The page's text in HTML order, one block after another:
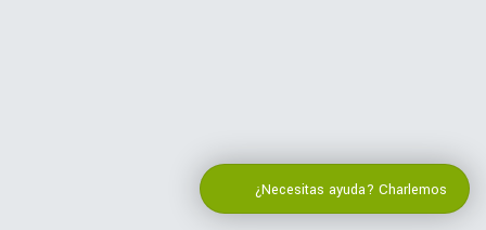
¿Necesitas ayuda? Charlemos